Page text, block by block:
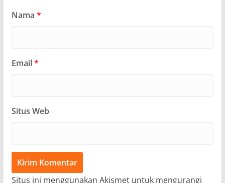
Nama *
Email*
Situs Web
Situs ini menggunakan Akismet untuk mengurangi